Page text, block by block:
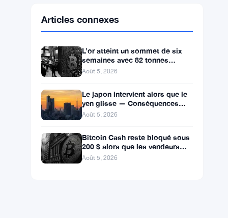
SolanaSOL $74.3180 ▲ +0.29%
XRPXRP $1.0675
L’or atteint un sommet de six